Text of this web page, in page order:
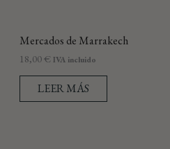
Mercados de Marrakech
18,00€ IVA incluido
LEER MÁS